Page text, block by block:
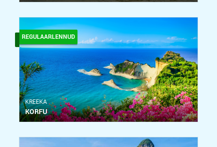
REGULAARLENNUD
KREEKA
KORFU